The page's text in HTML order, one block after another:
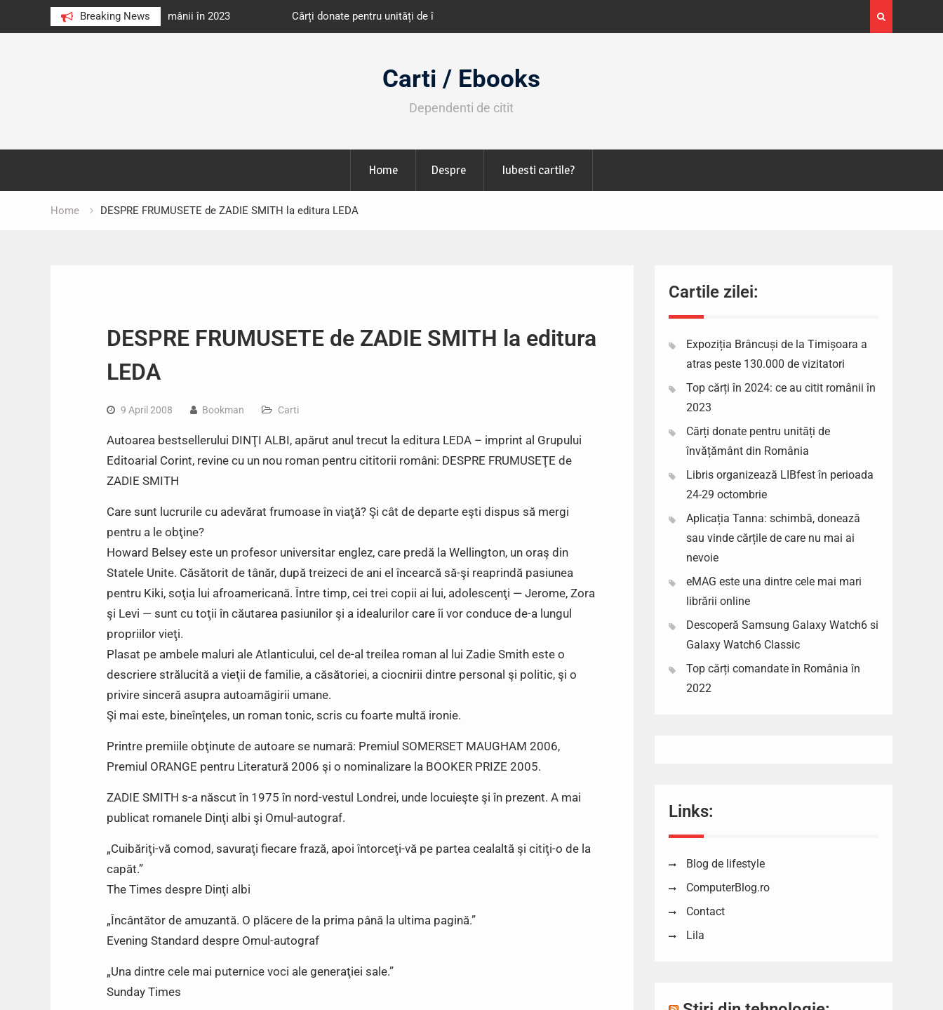
Breaking News
au citit românii în 2023 Cărți donate pentru unități de învățământ din România
octombrie
Expoziția Brâncuși de la Timișoara a atras peste
130.000 de vizitatori
Carti / Ebooks
Dependenti de citit
Home Despre Iubesti cartile?
Home DESPRE FRUMUSETE de ZADIE SMITH la editura LEDA
DESPRE FRUMUSETE de ZADIE SMITH la editura
LEDA
9 April 2008 Bookman Carti
Autoarea bestsellerului DINŢI ALBI, apărut anul trecut la editura LEDA – imprint al Grupului
Editoarial Corint, revine cu un nou roman pentru cititorii români: DESPRE FRUMUSEŢE de
ZADIE SMITH
Care sunt lucrurile cu adevărat frumoase în viaţă? Şi cât de departe eşti dispus să mergi
pentru a le obţine?
Howard Belsey este un profesor universitar englez, care predă la Wellington, un oraş din
Statele Unite. Căsătorit de tânăr, după treizeci de ani el încearcă să-şi reaprindă pasiunea
pentru Kiki, soţia lui afroamericană. Între timp, cei trei copii ai lui, adolescenţi — Jerome, Zora
şi Levi — sunt cu toţii în căutarea pasiunilor şi a idealurilor care îi vor conduce de-a lungul
propriilor vieţi.
Plasat pe ambele maluri ale Atlanticului, cel de-al treilea roman al lui Zadie Smith este o
descriere strălucită a vieţii de familie, a căsătoriei, a ciocnirii dintre personal şi politic, şi o
privire sinceră asupra autoamăgirii umane.
Şi mai este, bineînţeles, un roman tonic, scris cu foarte multă ironie.
Printre premiile obţinute de autoare se numară: Premiul SOMERSET MAUGHAM 2006,
Premiul ORANGE pentru Literatură 2006 şi o nominalizare la BOOKER PRIZE 2005.
ZADIE SMITH s-a născut în 1975 în nord-vestul Londrei, unde locuieşte şi în prezent. A mai
publicat romanele Dinţi albi şi Omul-autograf.
„Cuibăriţi-vă comod, savuraţi fiecare frază, apoi întorceţi-vă pe partea cealaltă şi citiţi-o de la
capăt.”
The Times despre Dinţi albi
„Încântător de amuzantă. O plăcere de la prima până la ultima pagină.”
Evening Standard despre Omul-autograf
„Una dintre cele mai puternice voci ale generaţiei sale.”
Sunday Times
Cartile zilei:
Expoziția Brâncuși de la Timișoara a
atras peste 130.000 de vizitatori
Top cărți în 2024: ce au citit românii în
2023
Cărți donate pentru unități de
învățământ din România
Libris organizează LIBfest în perioada
24-29 octombrie
Aplicația Tanna: schimbă, donează
sau vinde cărțile de care nu mai ai
nevoie
eMAG este una dintre cele mai mari
librării online
Descoperă Samsung Galaxy Watch6 si
Galaxy Watch6 Classic
Top cărți comandate în România în
2022
Links:
Blog de lifestyle
ComputerBlog.ro
Contact
Lila